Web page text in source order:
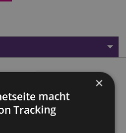
the Spiced Latte Plüschfigur
Kunstpelzstoff)
×
macht
Tracking